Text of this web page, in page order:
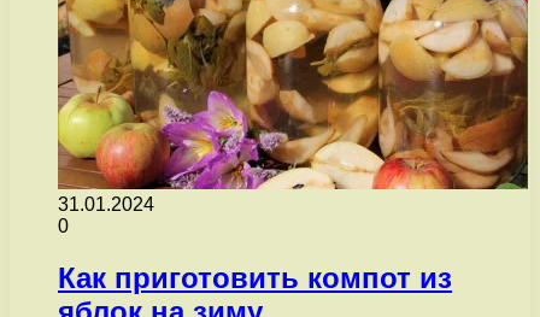
31.01.2024
0
Как приготовить компот из